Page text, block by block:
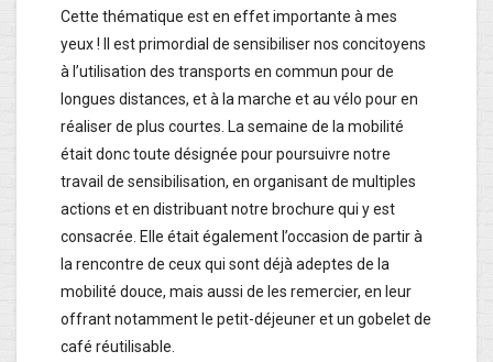
Cette thématique est en effet importante à mes
yeux ! Il est primordial de sensibiliser nos concitoyens
à l’utilisation des transports en commun pour de
longues distances, et à la marche et au vélo pour en
réaliser de plus courtes. La semaine de la mobilité
était donc toute désignée pour poursuivre notre
travail de sensibilisation, en organisant de multiples
actions et en distribuant notre brochure qui y est
consacrée. Elle était également l’occasion de partir à
la rencontre de ceux qui sont déjà adeptes de la
mobilité douce, mais aussi de les remercier, en leur
offrant notamment le petit-déjeuner et un gobelet de
café réutilisable.